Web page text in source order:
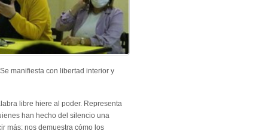
manifiesta con libertad interior y
libre hiere al poder. Representa
han hecho del silencio una
más: nos demuestra cómo los